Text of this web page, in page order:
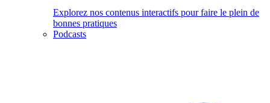
Explorez nos contenus interactifs pour faire le plein de
bonnes pratiques
Podcasts